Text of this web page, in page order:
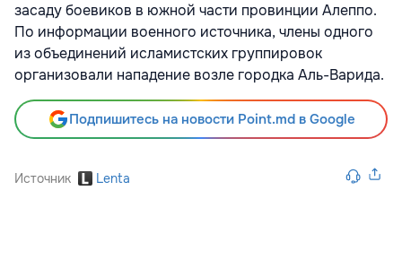
засаду боевиков в южной части провинции Алеппо.
По информации военного источника, члены одного
из объединений исламистских группировок
организовали нападение возле городка Аль-Варида.
Подпишитесь на новости Point.md в Google
Источник Lenta